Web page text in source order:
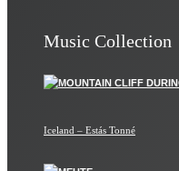
Music Collection
Iceland – Estás Tonné